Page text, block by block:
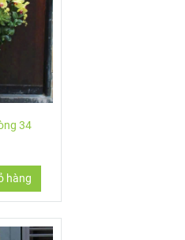
34
hàng